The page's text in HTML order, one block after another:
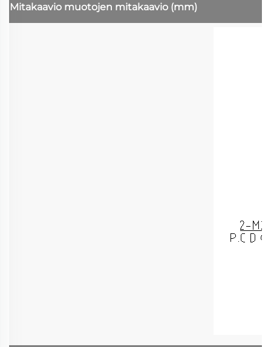
Mitakaavio muotojen mitakaavio (mm)